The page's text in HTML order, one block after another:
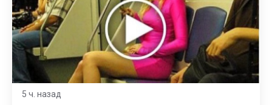
5 ч. назад